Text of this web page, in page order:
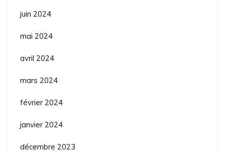
juin 2024
mai 2024
avril 2024
mars 2024
février 2024
janvier 2024
décembre 2023